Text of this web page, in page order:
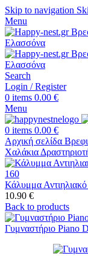
Skip to navigation
Menu
Search
Login / Register
0 items 0.00 €
Menu
0 items 0.00 €
Αρχική σελίδα
Χαλάκια
Κάλυμμα
10.90 €
Back to products
Γυμναστήριο Piano